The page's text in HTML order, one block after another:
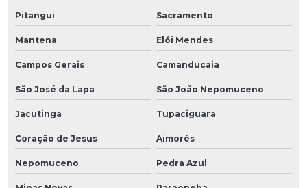
Pitangui Sacramento
Mantena Elói Mendes
Campos Gerais Camanducaia
São José da Lapa São João Nepomuceno
Jacutinga Tupaciguara
Coração de Jesus Aimorés
Nepomuceno Pedra Azul